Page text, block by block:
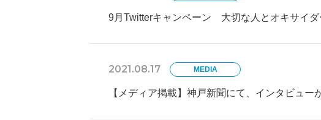
9月Twitterキャンペーン 大切な人とオキサイダ
2021.08.17 MEDIA
【メディア掲載】神戸新聞にて、インタビュー